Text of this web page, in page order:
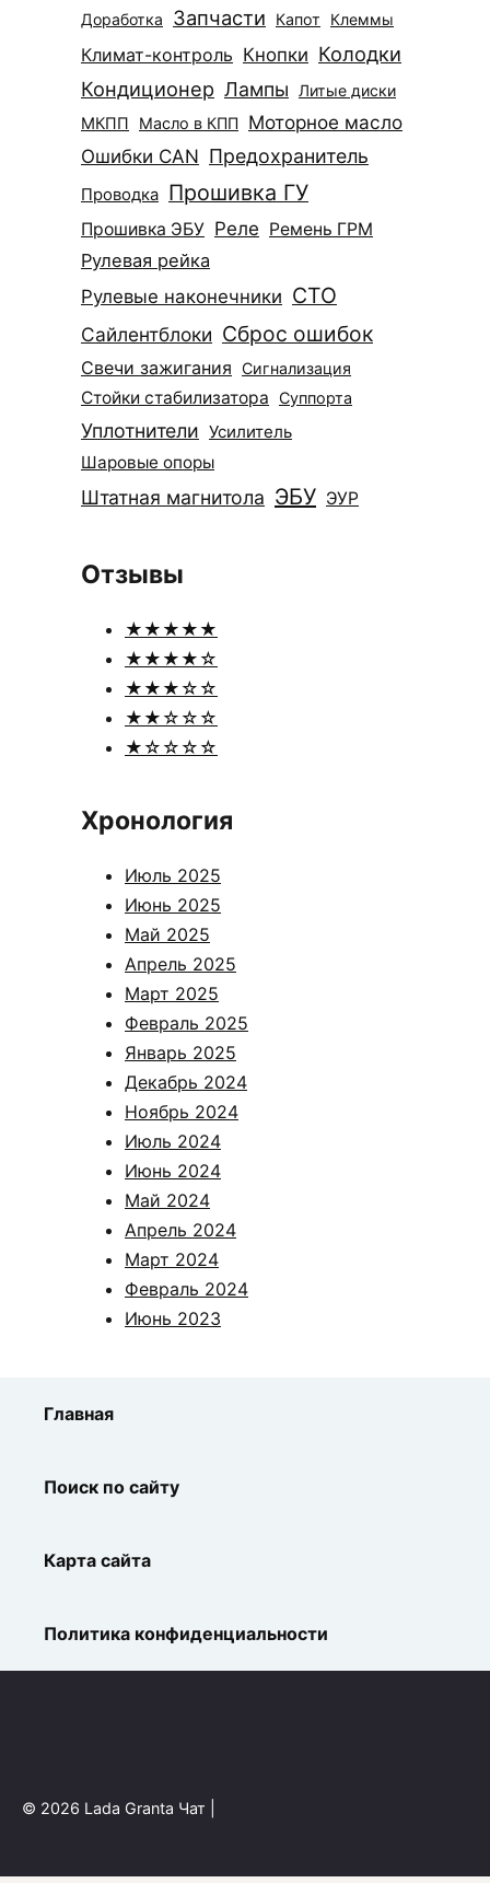
Доработка Запчасти Капот Клеммы
Климат-контроль Кнопки Колодки
Кондиционер Лампы Литые диски
МКПП Масло в КПП
Моторное масло
Ошибки CAN Предохранитель
Проводка Прошивка ГУ
Прошивка ЭБУ Реле Ремень ГРМ
Рулевая рейка
Рулевые наконечники СТО
Сайлентблоки Сброс ошибок
Свечи зажигания Сигнализация
Стойки стабилизатора Суппорта
Уплотнители Усилитель
Шаровые опоры
Штатная магнитола ЭБУ ЭУР
Отзывы
★★★★★
★★★★☆
★★★☆☆
★★☆☆☆
★☆☆☆☆
Хронология
Июль 2025
Июнь 2025
Май 2025
Апрель 2025
Март 2025
Февраль 2025
Январь 2025
Декабрь 2024
Ноябрь 2024
Июль 2024
Июнь 2024
Май 2024
Апрель 2024
Март 2024
Февраль 2024
Июнь 2023
Главная
Поиск по сайту
Карта сайта
Политика конфиденциальности
© 2026 Lada Granta Чат |